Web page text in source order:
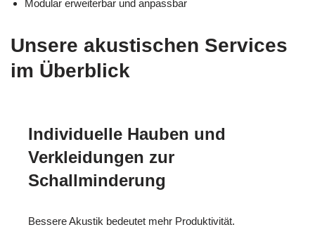
Modular erweiterbar und anpassbar
Unsere akustischen Services
im Überblick
Individuelle Hauben und
Verkleidungen zur
Schallminderung
Bessere Akustik bedeutet mehr Produktivität.